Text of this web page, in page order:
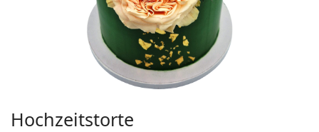
Hochzeitstorte